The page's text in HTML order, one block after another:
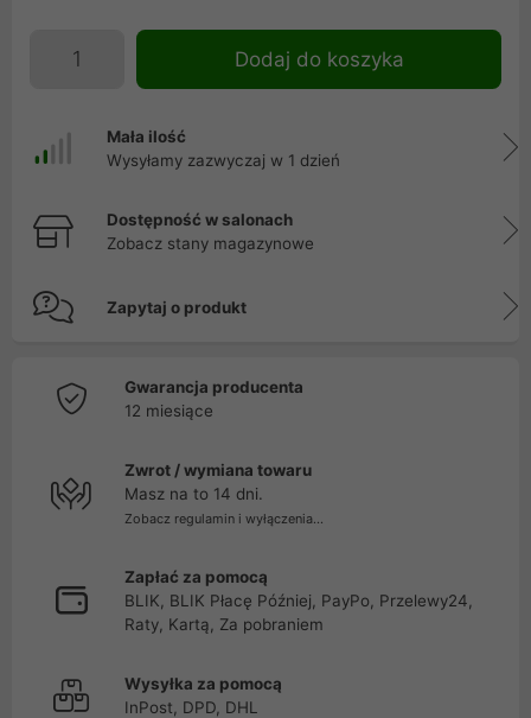
Dodaj do koszyka
Mała ilość
Wysyłamy zazwyczaj w 1 dzień
Dostępność w salonach
Zobacz stany magazynowe
Zapytaj o produkt
Gwarancja producenta
12 miesiące
Zwrot / wymiana towaru
Masz na to 14 dni.
Zobacz regulamin i wyłączenia...
Zapłać za pomocą
BLIK, BLIK Płacę Później, PayPo, Przelewy24,
Raty, Kartą, Za pobraniem
Wysyłka za pomocą
InPost, DPD, DHL